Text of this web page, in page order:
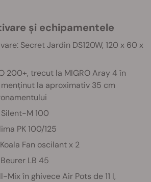
și echipamentele
Secret Jardin DS120W, 120 x 60 x
200+, trecut la MIGRO Aray 4 în
menținut la aproximativ 35 cm
M 100
PK 100/125
Fan oscilant x 2
LB 45
Mix în ghivece Air Pots de 11 l,